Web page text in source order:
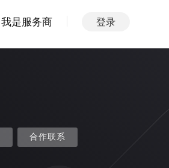
我是服务商 登录
合作联系